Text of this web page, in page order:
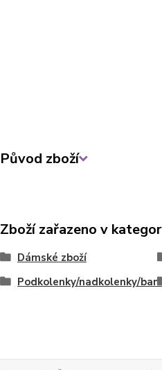
Původ zboží
Zboží zařazeno v
Dámské zboží
Podkolenky/nadkolenky/